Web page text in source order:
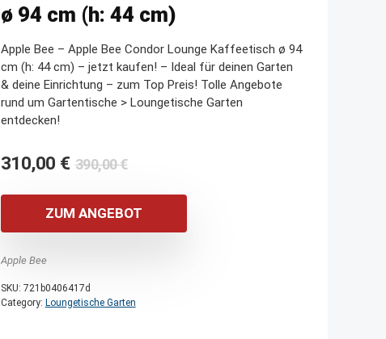
ø 94 cm (h: 44 cm)
Apple Bee – Apple Bee Condor Lounge Kaffeetisch ø 94
cm (h: 44 cm) – jetzt kaufen! – Ideal für deinen Garten
& deine Einrichtung – zum Top Preis! Tolle Angebote
rund um Gartentische > Loungetische Garten
entdecken!
390,00€Ursprünglicher
war:
390,00 €
310,00 €
Aktueller
ist:
310,00 €.
ZUM ANGEBOT
Apple Bee
SKU: 721b0406417d
Category: Loungetische Garten